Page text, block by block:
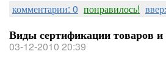
комментарии: 0 понравилось!
Виды сертификации товаров и
03-12-2010 20:39